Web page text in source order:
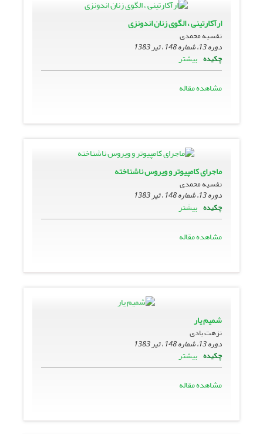
ارآکارتینى ، الگوى زنان اندونزى
نفسیه محمدی
دوره 13، شماره 148 ، تیر 1383
چکیده بیشتر
مشاهده مقاله
ماجراى کامپیوتر و ویروس ناشناخته
نفسیه محمدی
دوره 13، شماره 148 ، تیر 1383
چکیده بیشتر
مشاهده مقاله
شمیم یار
نزهت بادی
دوره 13، شماره 148 ، تیر 1383
چکیده بیشتر
مشاهده مقاله